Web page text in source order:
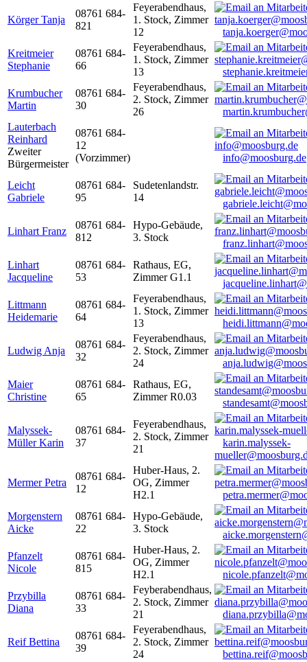
Körger Tanja
08761 684-
821
Feyerabendhaus,
1. Stock, Zimmer
12
Kreitmeier
Stephanie
08761 684-
66
Feyerabendhaus,
1. Stock, Zimmer
13
Krumbucher
Martin
08761 684-
30
Feyerabendhaus,
2. Stock, Zimmer
26
Lauterbach
Reinhard
Zweiter
Bürgermeister
08761 684-
12
(Vorzimmer)
info@moosburg.de
Leicht
Gabriele
08761 684-
95
Sudetenlandstr.
14
Linhart Franz
08761 684-
812
Hypo-Gebäude,
3. Stock
Linhart
Jacqueline
08761 684-
53
Rathaus, EG,
Zimmer G1.1
Littmann
Heidemarie
08761 684-
64
Feyerabendhaus,
1. Stock, Zimmer
13
Ludwig Anja
08761 684-
32
Feyerabendhaus,
2. Stock, Zimmer
24
Maier
Christine
08761 684-
65
Rathaus, EG,
Zimmer R0.03
Malyssek-
Müller Karin
08761 684-
37
Feyerabendhaus,
2. Stock, Zimmer
21
karin.malyssek-
Mermer Petra
08761 684-
12
Huber-Haus, 2.
OG, Zimmer
H2.1
Morgenstern
Aicke
08761 684-
22
Hypo-Gebäude,
3. Stock
Pfanzelt
Nicole
08761 684-
815
Huber-Haus, 2.
OG, Zimmer
H2.1
Przybilla
Diana
08761 684-
33
Feyberabendhaus,
2. Stock, Zimmer
21
Reif Bettina
08761 684-
39
Feyerabendhaus,
2. Stock, Zimmer
24